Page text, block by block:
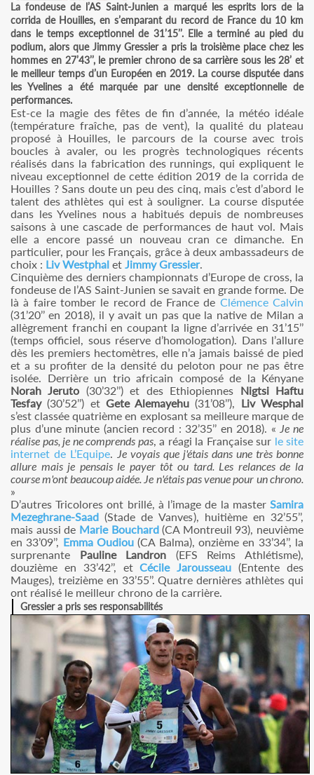
La fondeuse de l’AS Saint-Junien a marqué les esprits lors de la
corrida de Houilles, en s’emparant du record de France du 10 km
dans le temps exceptionnel de 31’15’’. Elle a terminé au pied du
podium, alors que Jimmy Gressier a pris la troisième place chez les
hommes en 27’43’’, le premier chrono de sa carrière sous les 28’ et
le meilleur temps d’un Européen en 2019. La course disputée dans
les Yvelines a été marquée par une densité exceptionnelle de
performances.
Est-ce la magie des fêtes de fin d’année, la météo idéale
(température fraîche, pas de vent), la qualité du plateau
proposé à Houilles, le parcours de la course avec trois
boucles à avaler, ou les progrès technologiques récents
réalisés dans la fabrication des runnings, qui expliquent le
niveau exceptionnel de cette édition 2019 de la corrida de
Houilles ? Sans doute un peu des cinq, mais c’est d’abord le
talent des athlètes qui est à souligner. La course disputée
dans les Yvelines nous a habitués depuis de nombreuses
saisons à une cascade de performances de haut vol. Mais
elle a encore passé un nouveau cran ce dimanche. En
particulier, pour les Français, grâce à deux ambassadeurs de
choix : Liv Westphal et Jimmy Gressier.
Cinquième des derniers championnats d’Europe de cross, la
fondeuse de l’AS Saint-Junien se savait en grande forme. De
là à faire tomber le record de France de Clémence Calvin
(31’20’’ en 2018), il y avait un pas que la native de Milan a
allègrement franchi en coupant la ligne d’arrivée en 31’15’’
(temps officiel, sous réserve d’homologation). Dans l’allure
dès les premiers hectomètres, elle n’a jamais baissé de pied
et a su profiter de la densité du peloton pour ne pas être
isolée. Derrière un trio africain composé de la Kényane
Norah Jeruto (30’32’’) et des Ethiopiennes Nigtsi Haftu
Tesfay(30’52’’) et Gete Alemayehu (31’08’’), Liv Wesphal
s’est classée quatrième en explosant sa meilleure marque de
plus d’une minute (ancien record : 32’35’’ en 2018). « Je ne
réalise pas, je ne comprends pas, a réagi la Française sur le site
internet de L’Equipe. Je voyais que j'étais dans une très bonne
allure mais je pensais le payer tôt ou tard. Les relances de la
course m'ont beaucoup aidée. Je n'étais pas venue pour un chrono.
»
D’autres Tricolores ont brillé, à l’image de la master Samira
Mezeghrane-Saad (Stade de Vanves), huitième en 32’55’’,
mais aussi de Marie Bouchard(CA Montreuil 93), neuvième
en 33’09’’, Emma Oudiou (CA Balma), onzième en 33’34’’, la
surprenante Pauline Landron (EFS Reims Athlétisme),
douzième en 33’42’’, etCécile Jarousseau (Entente des
Mauges), treizième en 33’55’’. Quatre dernières athlètes qui
ont réalisé le meilleur chrono de la carrière.
Gressier a pris ses responsabilités